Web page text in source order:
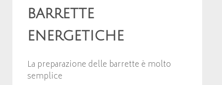
barrette
energetiche
La preparazione delle barrette è molto
semplice